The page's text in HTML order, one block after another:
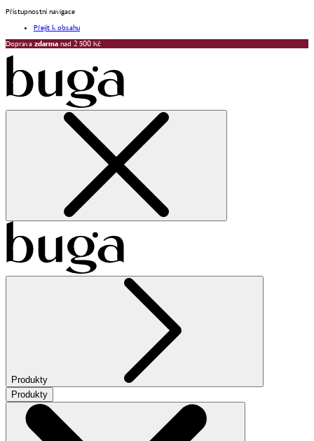
Přístupnostní navigace
Přejít k obsahu
Doprava zdarma nad 2 500 Kč
Produkty
Produkty